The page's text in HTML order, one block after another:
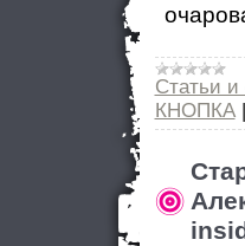
Статьи и
КНОПКА|